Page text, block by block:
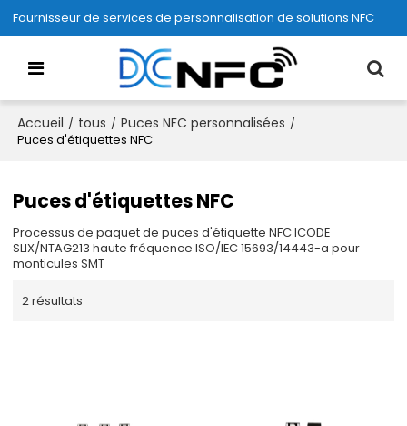
Fournisseur de services de personnalisation de solutions NFC
Accueil / tous / Puces NFC personnalisées /
Puces d'étiquettes NFC
Puces d'étiquettes NFC
Processus de paquet de puces d'étiquette NFC ICODE
SLIX/NTAG213 haute fréquence ISO/IEC 15693/14443-a pour
monticules SMT
2 résultats